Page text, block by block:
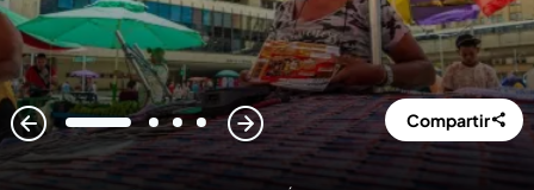
1 2 3 4 Compartir